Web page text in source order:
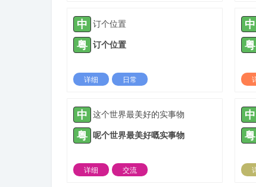
中 订个位置
粤 订个位置
详细
日常
中
粤
中 这个世界最美好的实事物
粤 呢个世界最美好嘅实事物
详细
交流
中
粤